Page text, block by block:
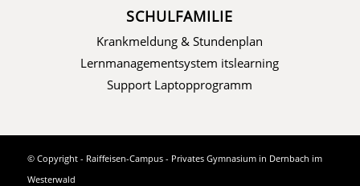
SCHULFAMILIE
Krankmeldung & Stundenplan
Lernmanagementsystem itslearning
Support Laptopprogramm
© Copyright - Raiffeisen-Campus - Privates Gymnasium in Dernbach im
Westerwald